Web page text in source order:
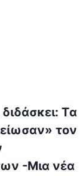
Tα
τον
-Μια νέα